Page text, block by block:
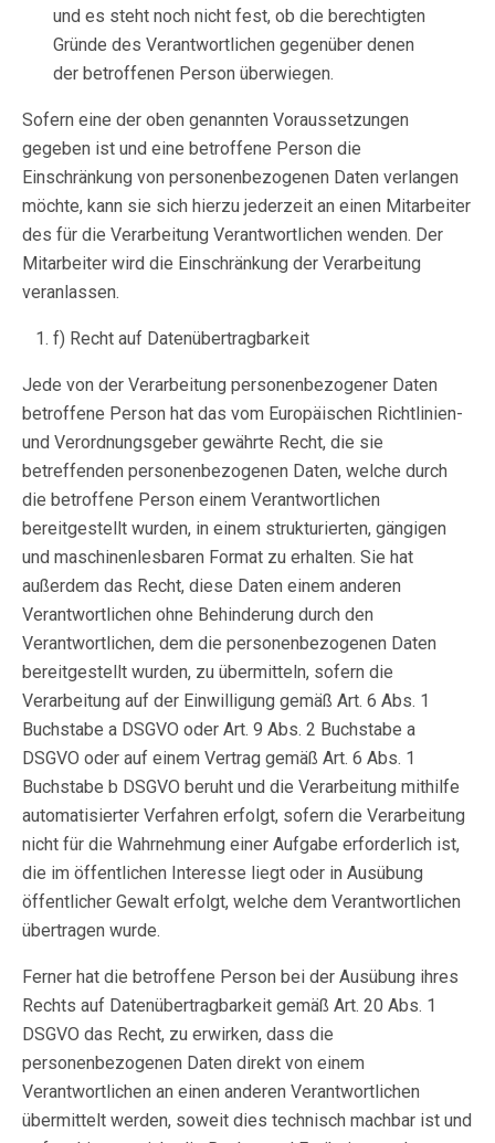
und es steht noch nicht fest, ob die berechtigten
Gründe des Verantwortlichen gegenüber denen
der betroffenen Person überwiegen.
Sofern eine der oben genannten Voraussetzungen
gegeben ist und eine betroffene Person die
Einschränkung von personenbezogenen Daten verlangen
möchte, kann sie sich hierzu jederzeit an einen Mitarbeiter
des für die Verarbeitung Verantwortlichen wenden. Der
Mitarbeiter wird die Einschränkung der Verarbeitung
veranlassen.
f) Recht auf Datenübertragbarkeit
Jede von der Verarbeitung personenbezogener Daten
betroffene Person hat das vom Europäischen Richtlinien-
und Verordnungsgeber gewährte Recht, die sie
betreffenden personenbezogenen Daten, welche durch
die betroffene Person einem Verantwortlichen
bereitgestellt wurden, in einem strukturierten, gängigen
und maschinenlesbaren Format zu erhalten. Sie hat
außerdem das Recht, diese Daten einem anderen
Verantwortlichen ohne Behinderung durch den
Verantwortlichen, dem die personenbezogenen Daten
bereitgestellt wurden, zu übermitteln, sofern die
Verarbeitung auf der Einwilligung gemäß Art. 6 Abs. 1
Buchstabe a DSGVO oder Art. 9 Abs. 2 Buchstabe a
DSGVO oder auf einem Vertrag gemäß Art. 6 Abs. 1
Buchstabe b DSGVO beruht und die Verarbeitung mithilfe
automatisierter Verfahren erfolgt, sofern die Verarbeitung
nicht für die Wahrnehmung einer Aufgabe erforderlich ist,
die im öffentlichen Interesse liegt oder in Ausübung
öffentlicher Gewalt erfolgt, welche dem Verantwortlichen
übertragen wurde.
Ferner hat die betroffene Person bei der Ausübung ihres
Rechts auf Datenübertragbarkeit gemäß Art. 20 Abs. 1
DSGVO das Recht, zu erwirken, dass die
personenbezogenen Daten direkt von einem
Verantwortlichen an einen anderen Verantwortlichen
übermittelt werden, soweit dies technisch machbar ist und